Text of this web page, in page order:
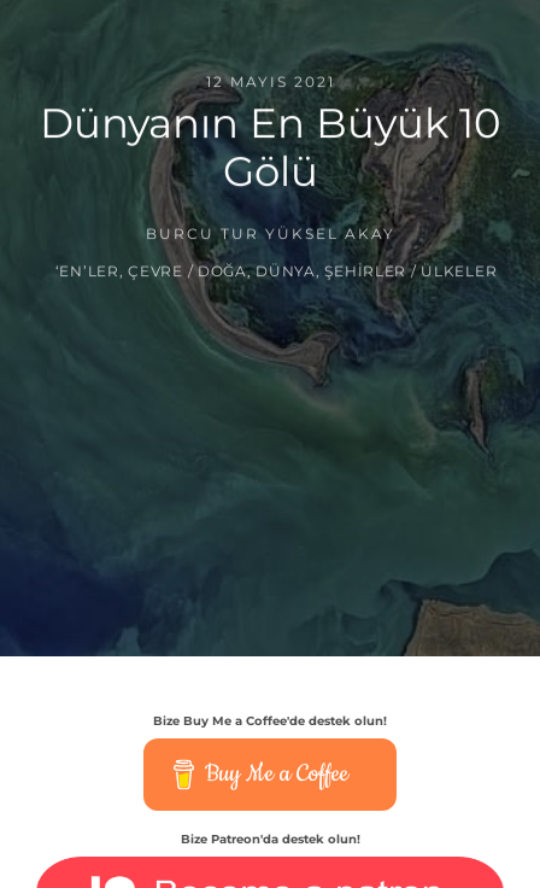
12 MAYIS 2021
Dünyanın En Büyük 10
Gölü
BURCU TUR YÜKSEL AKAY
‘EN’LER ,ÇEVRE / DOĞA,DÜNYA ,ŞEHIRLER / ÜLKELER
Bize Buy Me a Coffee'de destek olun!
Buy Me a Coffee
Bize Patreon'da destek olun!